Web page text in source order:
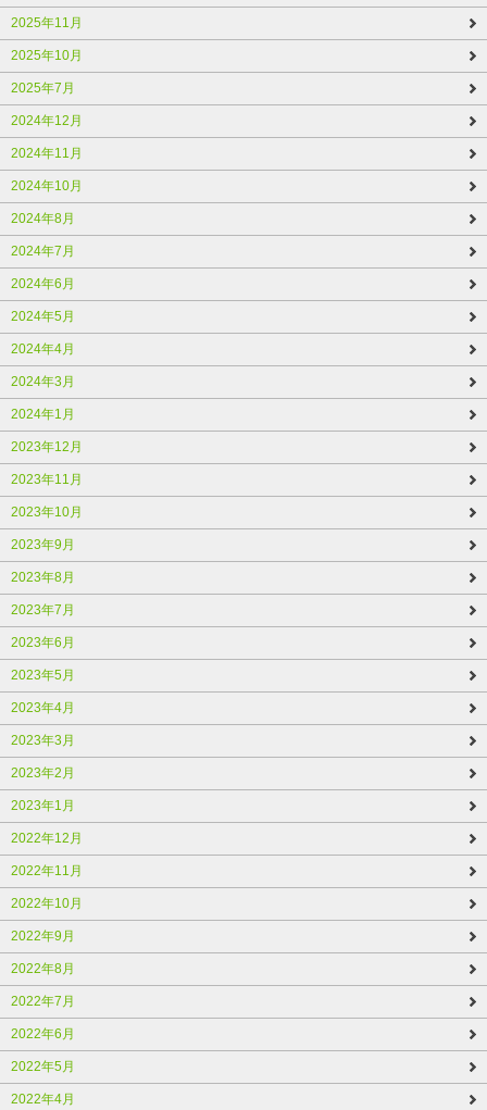
2025年11月
2025年10月
2025年7月
2024年12月
2024年11月
2024年10月
2024年8月
2024年7月
2024年6月
2024年5月
2024年4月
2024年3月
2024年1月
2023年12月
2023年11月
2023年10月
2023年9月
2023年8月
2023年7月
2023年6月
2023年5月
2023年4月
2023年3月
2023年2月
2023年1月
2022年12月
2022年11月
2022年10月
2022年9月
2022年8月
2022年7月
2022年6月
2022年5月
2022年4月